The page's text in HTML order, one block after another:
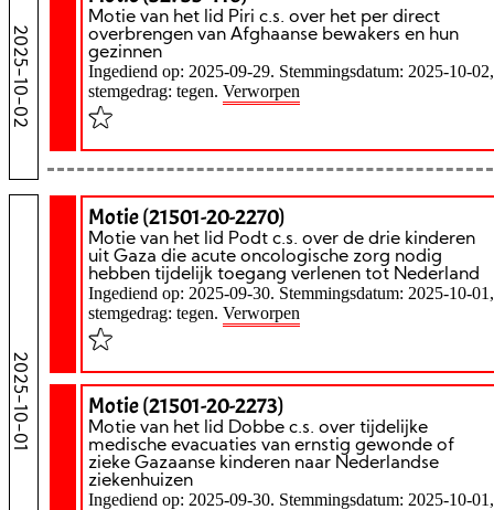
2025-10-02
Motie van het lid Piri c.s. over het per direct
overbrengen van Afghaanse bewakers en hun
gezinnen
Ingediend op: 2025-09-29. Stemmingsdatum: 2025-10-02,
stemgedrag: tegen. Verworpen
2025-10-01
Motie (21501-20-2270)
Motie van het lid Podt c.s. over de drie kinderen
uit Gaza die acute oncologische zorg nodig
hebben tijdelijk toegang verlenen tot Nederland
Ingediend op: 2025-09-30. Stemmingsdatum: 2025-10-01,
stemgedrag: tegen. Verworpen
Motie (21501-20-2273)
Motie van het lid Dobbe c.s. over tijdelijke
medische evacuaties van ernstig gewonde of
zieke Gazaanse kinderen naar Nederlandse
ziekenhuizen
Ingediend op: 2025-09-30. Stemmingsdatum: 2025-10-01,